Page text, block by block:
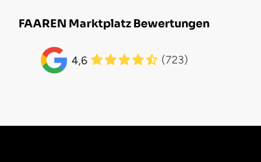
FAAREN Marktplatz Bewertungen
4,6 (723)